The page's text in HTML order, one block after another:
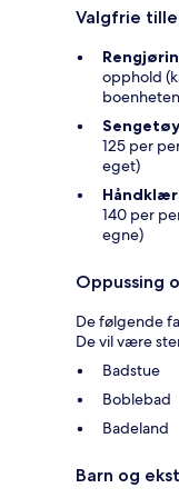
Valgfrie
opphold
Sengetøy
125 per
eget)
Håndklær
140 per
egne)
Oppussing
De følgende
De vil være
Badstue
Boblebad
Badeland
Barn og